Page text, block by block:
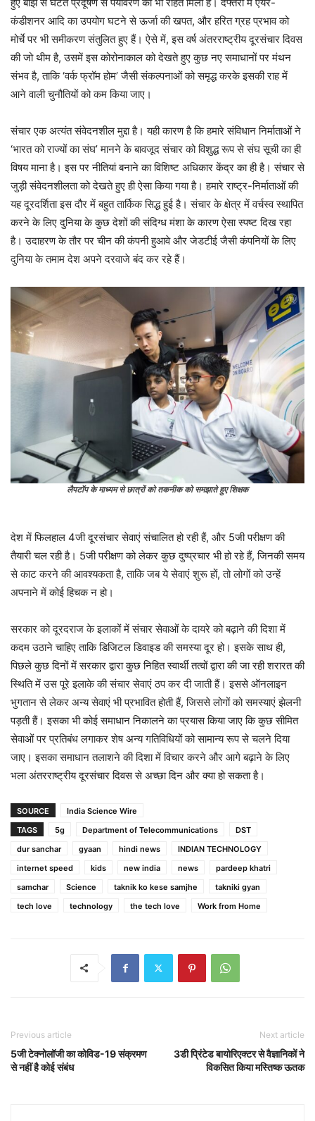
कंडीशनर आदि का उपयोग घटने से ऊर्जा की खपत, और हरित ग्रह प्रभाव को
मोर्चे पर भी समीकरण संतुलित हुए हैं। ऐसे में, इस वर्ष अंतरराष्ट्रीय दूरसंचार दिवस
की जो थीम है, उसमें इस कोरोनाकाल को देखते हुए कुछ नए समाधानों पर मंथन
संभव है, ताकि ‘वर्क फ्रॉम होम’ जैसी संकल्पनाओं को समृद्ध करके इसकी राह में
आने वाली चुनौतियों को कम किया जाए।
संचार एक अत्यंत संवेदनशील मुद्दा है। यही कारण है कि हमारे संविधान निर्माताओं ने
‘भारत को राज्यों का संघ’ मानने के बावजूद संचार को विशुद्ध रूप से संघ सूची का ही
विषय माना है। इस पर नीतियां बनाने का विशिष्ट अधिकार केंद्र का ही है। संचार से
जुड़ी संवेदनशीलता को देखते हुए ही ऐसा किया गया है। हमारे राष्ट्र-निर्माताओं की
यह दूरदर्शिता इस दौर में बहुत तार्किक सिद्ध हुई है। संचार के क्षेत्र में वर्चस्व स्थापित
करने के लिए दुनिया के कुछ देशों की संदिग्ध मंशा के कारण ऐसा स्पष्ट दिख रहा
है। उदाहरण के तौर पर चीन की कंपनी हुआवे और जेडटीई जैसी कंपनियों के लिए
दुनिया के तमाम देश अपने दरवाजे बंद कर रहे हैं।
लैपटॉप के माध्यम से छात्रों को तकनीक को समझाते हुए शिक्षक
देश में फिलहाल 4जी दूरसंचार सेवाएं संचालित हो रही हैं, और 5जी परीक्षण की
तैयारी चल रही है। 5जी परीक्षण को लेकर कुछ दुष्प्रचार भी हो रहे हैं, जिनकी समय
से काट करने की आवश्यकता है, ताकि जब ये सेवाएं शुरू हों, तो लोगों को उन्हें
अपनाने में कोई हिचक न हो।
सरकार को दूरदराज के इलाकों में संचार सेवाओं के दायरे को बढ़ाने की दिशा में
कदम उठाने चाहिए ताकि डिजिटल डिवाइड की समस्या दूर हो। इसके साथ ही,
पिछले कुछ दिनों में सरकार द्वारा कुछ निहित स्वार्थी तत्वों द्वारा की जा रही शरारत की
स्थिति में उस पूरे इलाके की संचार सेवाएं ठप कर दी जाती हैं। इससे ऑनलाइन
भुगतान से लेकर अन्य सेवाएं भी प्रभावित होती हैं, जिससे लोगों को समस्याएं झेलनी
पड़ती हैं। इसका भी कोई समाधान निकालने का प्रयास किया जाए कि कुछ सीमित
सेवाओं पर प्रतिबंध लगाकर शेष अन्य गतिविधियों को सामान्य रूप से चलने दिया
जाए। इसका समाधान तलाशने की दिशा में विचार करने और आगे बढ़ाने के लिए
भला अंतरराष्ट्रीय दूरसंचार दिवस से अच्छा दिन और क्या हो सकता है।
SOURCE
India Science Wire
TAGS
5g Department of Telecommunications
DST
dur sanchar
gyaan hindi news
INDIAN TECHNOLOGY
internet speed
kids new india news
pardeep khatri
samchar
Science taknik ko kese samjhe
takniki gyan
tech love
technology the tech love Work from Home
Previous article
5जी टेक्नोलॉजी का कोविड-19 संक्रमण
से नहीं है कोई संबंध
Next article
3डी प्रिंटेड बायोरिएक्टर से वैज्ञानिकों ने
विकसित किया मस्तिष्क ऊतक